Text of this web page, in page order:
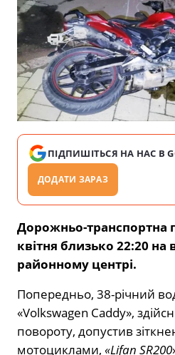
ПІДПИШІТЬСЯ НА НАС В
ДОДАТИ ЗАРАЗ
Дорожньо-транспортна
квітня близько 22:20
районному центрі.
Попередньо, 38-річний
«Volkswagen Caddy»,
повороту, допустив
мотоциклами, «Lifan SR200